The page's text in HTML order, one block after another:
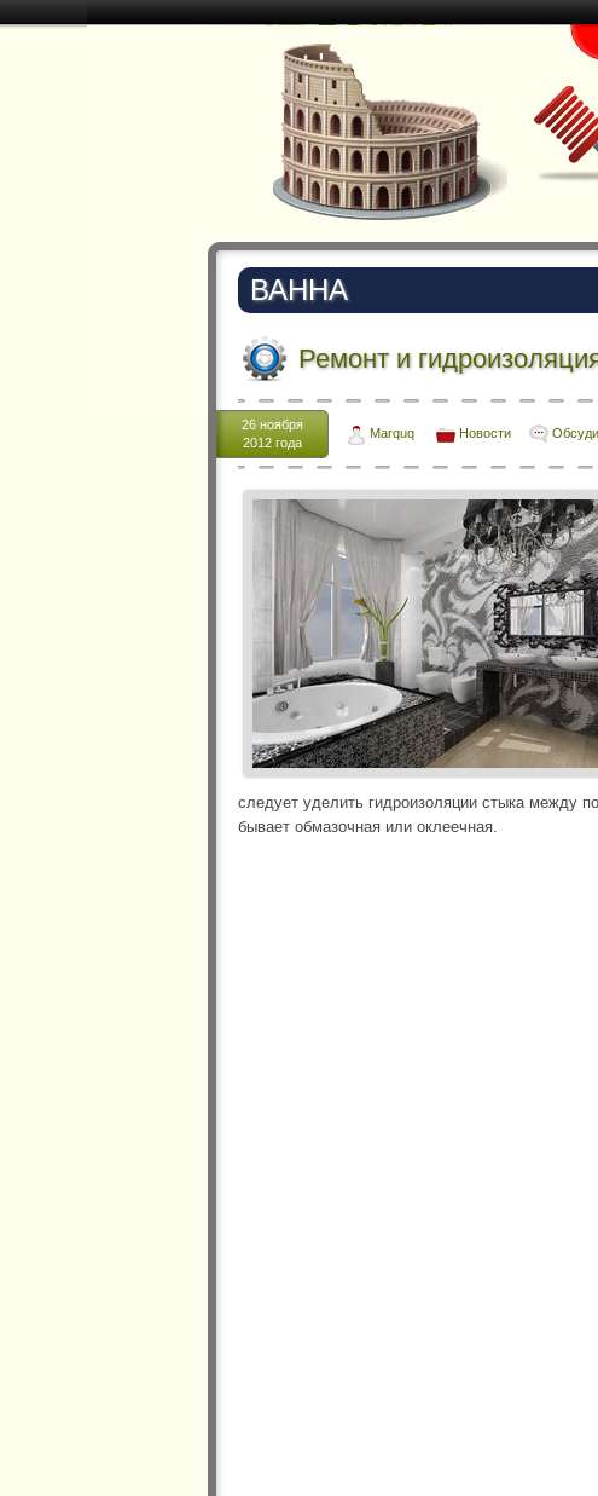
ВАННА
Ремонт и
26 ноября
2012 года
Marquq Новости
следует уделить гидроизоляции стыка между
бывает обмазочная или оклеечная.